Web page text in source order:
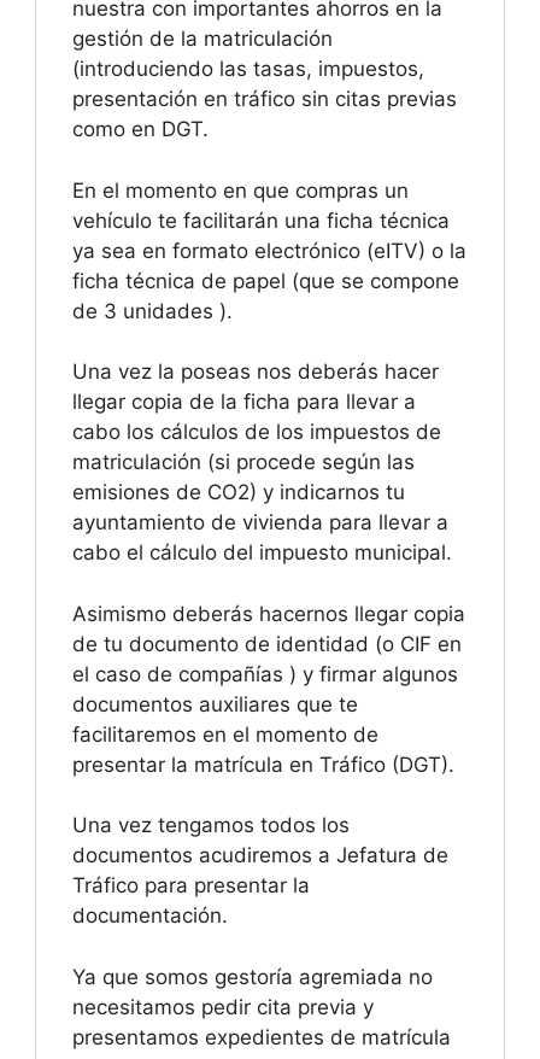
nuestra con importantes ahorros en la
gestión de la matriculación
(introduciendo las tasas, impuestos,
presentación en tráfico sin citas previas
como en DGT.
En el momento en que compras un
vehículo te facilitarán una ficha técnica
ya sea en formato electrónico (eITV) o la
ficha técnica de papel (que se compone
de 3 unidades ).
Una vez la poseas nos deberás hacer
llegar copia de la ficha para llevar a
cabo los cálculos de los impuestos de
matriculación (si procede según las
emisiones de CO2) y indicarnos tu
ayuntamiento de vivienda para llevar a
cabo el cálculo del impuesto municipal.
Asimismo deberás hacernos llegar copia
de tu documento de identidad (o CIF en
el caso de compañías ) y firmar algunos
documentos auxiliares que te
facilitaremos en el momento de
presentar la matrícula en Tráfico (DGT).
Una vez tengamos todos los
documentos acudiremos a Jefatura de
Tráfico para presentar la
documentación.
Ya que somos gestoría agremiada no
necesitamos pedir cita previa y
presentamos expedientes de matrícula